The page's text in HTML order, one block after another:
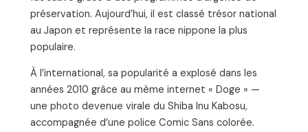
préservation. Aujourd’hui, il est classé trésor national
au Japon et représente la race nippone la plus
populaire.
À l’international, sa popularité a explosé dans les
années 2010 grâce au mème internet « Doge » —
une photo devenue virale du Shiba Inu Kabosu,
accompagnée d’une police Comic Sans colorée.